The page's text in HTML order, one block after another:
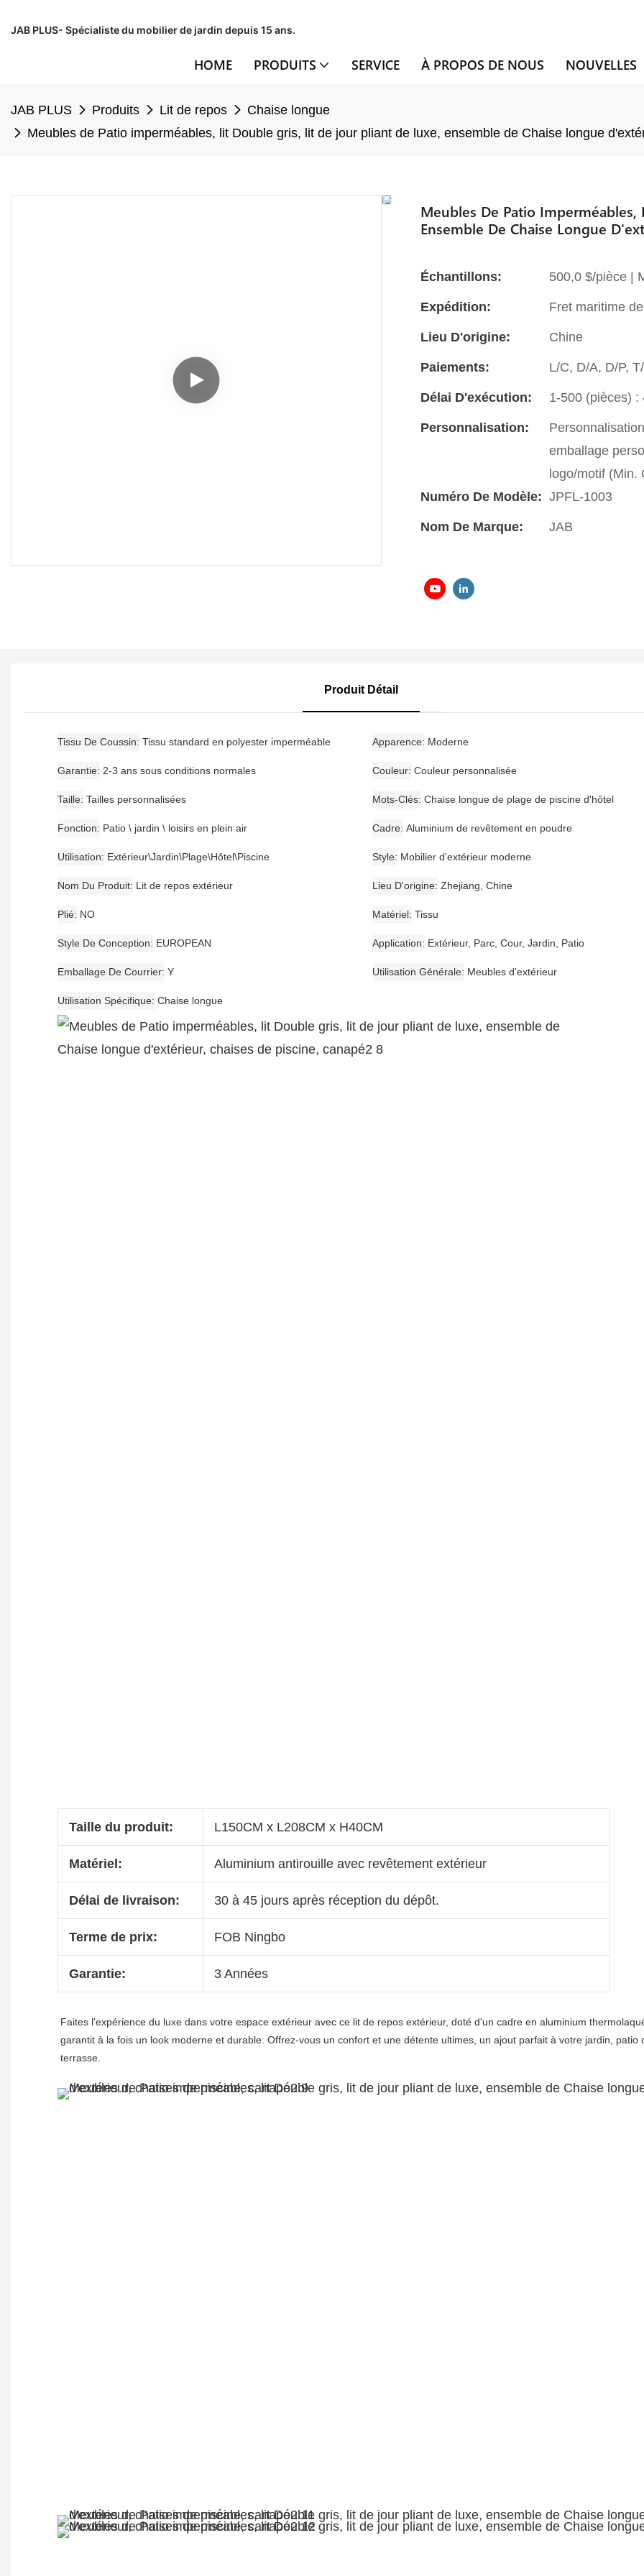
JAB PLUS- Spécialiste du mobilier de jardin depuis 15 ans.
HOME PRODUITS SERVICE À PROPOS DE NOUS NOUVELLES
JAB PLUS Produits Lit de repos
Chaise longue
Meubles de Patio imperméables, lit Double gris, lit de jour pliant de luxe, ensemble de Chaise longue
Meubles De Patio
Ensemble De Chaise Longue
Échantillons: 500,0 $/pièce |
Expédition: Fret maritime
Lieu D'origine: Chine
Paiements: L/C, D/A, D/P,
Délai D'exécution: 1-500 (pièces) :
Personnalisation:
emballage
logo/motif (Min.
Numéro De Modèle: JPFL-1003
Nom De Marque: JAB
Produit Détail
Tissu De Coussin Tissu standard en polyester imperméable Apparence Moderne
Garantie 2-3 ans sous conditions normales Couleur Couleur personnalisée
Taille Tailles personnalisées Mots-Clés Chaise longue de plage de piscine d'hôtel
Fonction Patio \ jardin \ loisirs en plein air Cadre Aluminium de revêtement en poudre
Utilisation Extérieur\Jardin\Plage\Hôtel\Piscine Style Mobilier d'extérieur moderne
Nom Du Produit Lit de repos extérieur Lieu D'origine Zhejiang, Chine
Plié NO Matériel Tissu
Style De Conception EUROPEAN Application Extérieur, Parc, Cour, Jardin, Patio
Emballage De Courrier Y Utilisation Générale Meubles d'extérieur
Utilisation Spécifique Chaise longue
Taille du produit: L150CM x L208CM x H40CM
Matériel: Aluminium antirouille avec revêtement extérieur
Délai de livraison: 30 à 45 jours après réception du dépôt.
Terme de prix: FOB Ningbo
Garantie: 3 Années
Faites l'expérience du luxe dans votre espace extérieur avec ce lit de repos extérieur, doté d'un cadre en aluminium
garantit à la fois un look moderne et durable. Offrez-vous un confort et une détente ultimes, un ajout parfait à votre jardin, patio